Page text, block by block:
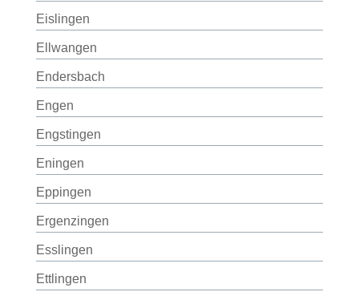
Eislingen
Ellwangen
Endersbach
Engen
Engstingen
Eningen
Eppingen
Ergenzingen
Esslingen
Ettlingen